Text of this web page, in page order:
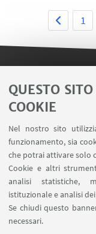
QUESTO
COOKIE
Nel nostro sito
funzionamento, sia
che potrai attivare solo
Cookie e altri
analisi statistiche,
istituzionale e analisi
Se chiudi questo
necessari.
1
Proxy: